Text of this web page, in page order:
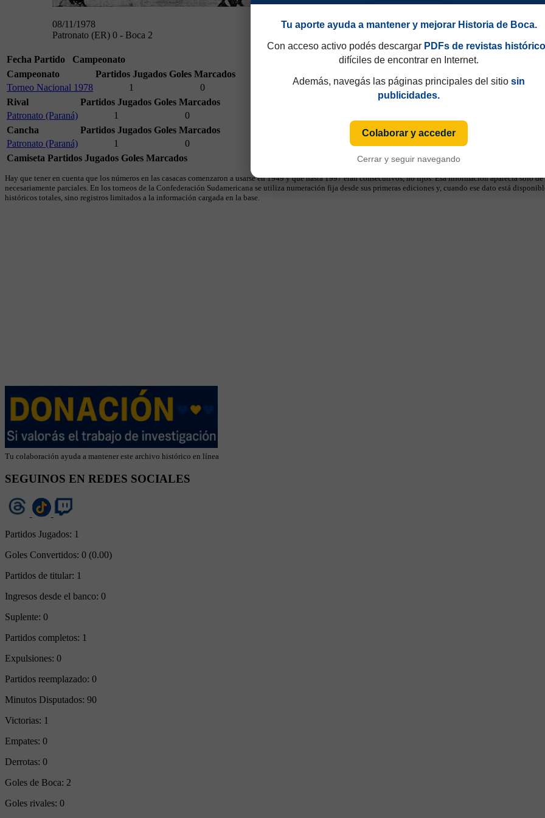
08/11/1978
Patronato (ER) 0 - Boca 2
Fecha Partido
Campeonato
Campeonato
Partidos Jugados Goles Marcados
Torneo Nacional 1978
1
0
Rival
Partidos Jugados Goles Marcados
Patronato (Paraná)
1
0
Cancha
Partidos Jugados Goles Marcados
Patronato (Paraná)
1
0
Camiseta Partidos Jugados Goles Marcados
Hay que tener en cuenta que los números en las casacas comenzaron a usarse en 1949 y que hasta 1997 eran consecutivos, no fijos. Esa información aparecía sólo
necesariamente parciales. En los torneos de la Confederación Sudamericana se utiliza numeración fija desde sus primeras ediciones y, cuando ese dato está
históricos totales, sino registros limitados a la información cargada en la base.
Tu colaboración ayuda a mantener este archivo histórico en línea
SEGUINOS EN REDES SOCIALES
Partidos Jugados: 1
Goles Convertidos: 0 (0.00)
Partidos de titular: 1
Ingresos desde el banco: 0
Suplente: 0
Partidos completos: 1
Expulsiones: 0
Partidos reemplazado: 0
Minutos Disputados: 90
Victorias: 1
Empates: 0
Derrotas: 0
Goles de Boca: 2
Goles rivales: 0
Tu aporte ayuda a mantener y mejorar Historia de Boca.
Con acceso activo podés descargar PDFs de revistas
difíciles de encontrar en Internet.
Además, navegás las páginas principales del sitio sin
publicidades.
Colaborar y acceder
Cerrar y seguir navegando